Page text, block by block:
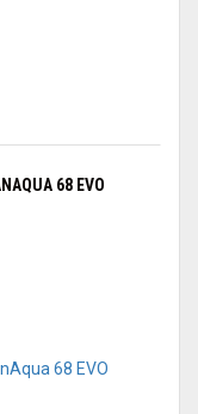
68 EVO